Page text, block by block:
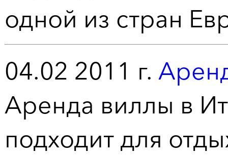
одной из стран
04.02 2011 г.
Аренда виллы в
подходит для